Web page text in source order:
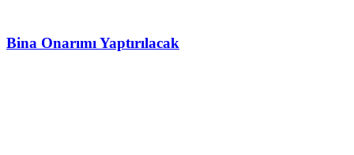
Bina Onarımı Yaptırılacak